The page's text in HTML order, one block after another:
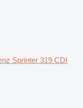
Sprinter 319 CDI